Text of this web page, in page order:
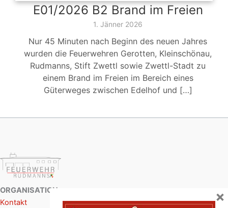
E01/2026 B2 Brand im Freien
1. Jänner 2026
Nur 45 Minuten nach Beginn des neuen Jahres
wurden die Feuerwehren Gerotten, Kleinschönau,
Rudmanns, Stift Zwettl sowie Zwettl-Stadt zu
einem Brand im Freien im Bereich eines
Güterweges zwischen Edelhof und […]
ORGANISATION
Kontakt
×